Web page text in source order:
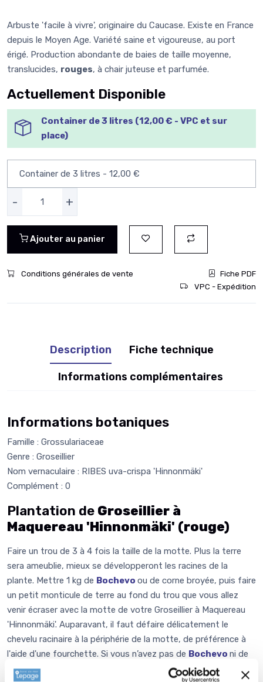
Arbuste 'facile à vivre', originaire du Caucase. Existe en France
depuis le Moyen Age. Variété saine et vigoureuse, au port
érigé. Production abondante de baies de taille moyenne,
translucides, rouges, à chair juteuse et parfumée.
Actuellement Disponible
Container de 3 litres (12,00 € - VPC et sur
place)
- +
Ajouter au panier
Conditions générales de vente
Fiche PDF
VPC - Expédition
Description Fiche technique
Informations complémentaires
Informations botaniques
Famille : Grossulariaceae
Genre : Groseillier
Nom vernaculaire : RIBES uva-crispa 'Hinnonmäki'
Complément : 0
Plantation de Groseillier à
Maquereau 'Hinnonmäki' (rouge)
Faire un trou de 3 à 4 fois la taille de la motte. Plus la terre
sera ameublie, mieux se développeront les racines de la
plante. Mettre 1 kg de Bochevo ou de corne broyée, puis faire
un petit monticule de terre au fond du trou que vous allez
venir écraser avec la motte de votre Groseillier à Maquereau
'Hinnonmäki'. Auparavant, il faut défaire délicatement le
chevelu racinaire à la périphérie de la motte, de préférence à
l'aide d'une fourchette. Si vous n’avez pas de Bochevo ni de
corne broyée, vous pouvez faire un mélange d’1/3 de